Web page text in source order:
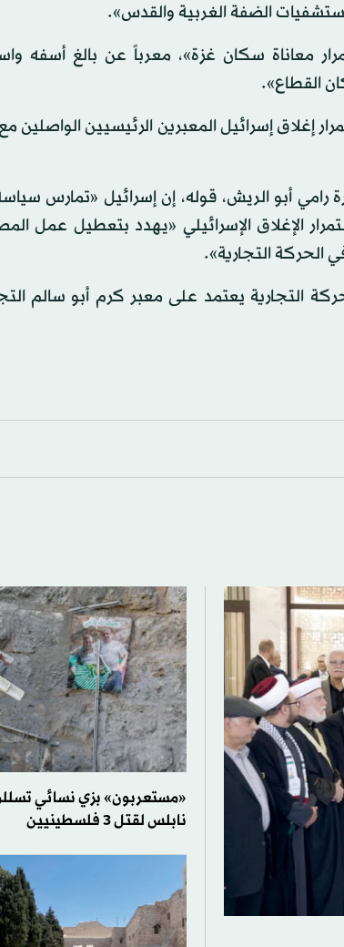
الضفة الغربية والقدس».
معاناة سكان غزة»، معرباً عن بالغ أسفه
القطاع».
إغلاق إسرائيل المعبرين الرئيسيين الواصلين
رامي أبو الريش، قوله، إن إسرائيل «تمارس سياسة
الإغلاق الإسرائيلي «يهدد بتعطيل عمل
الحركة التجارية».
سكان غزة والحركة التجارية يعتمد على معبر كرم أبو سالم
«مستعربون» بزي نسائي
نابلس لقتل 3 فلسطينيين